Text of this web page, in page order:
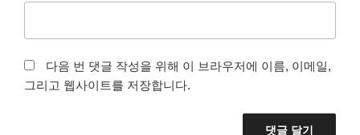
다음 번 댓글 작성을 위해 이 브라우저에 이름, 이메일,
그리고 웹사이트를 저장합니다.